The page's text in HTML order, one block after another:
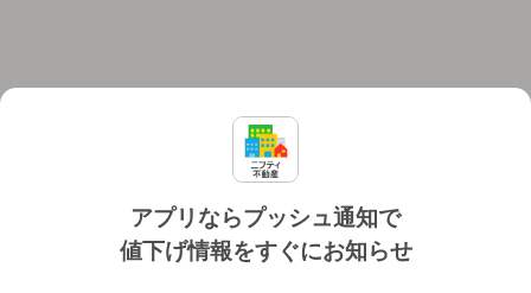
アプリならプッシュ通知で
値下げ情報をすぐにお知らせ
個人情報保護ポリシー 利用規約